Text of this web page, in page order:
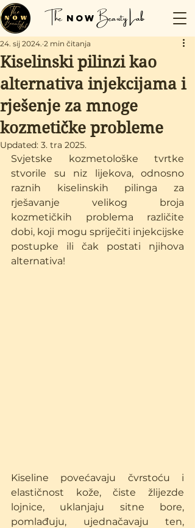
The Now Beauty Lab
Kiselinski pilinzi kao
alternativa injekcijama i
rješenje za mnoge
kozmetičke probleme
24. sij 2024. 2 min čitanja
Updated: 3. tra 2025.
Svjetske kozmetološke tvrtke
stvorile su niz lijekova, odnosno
raznih kiselinskih pilinga za
rješavanje velikog broja
kozmetičkih problema različite
dobi, koji mogu spriječiti injekcijske
postupke ili čak postati njihova
alternativa!
Kiseline povećavaju čvrstoću i
elastičnost kože, čiste žlijezde
lojnice, uklanjaju sitne bore,
pomlađuju, ujednačavaju ten,